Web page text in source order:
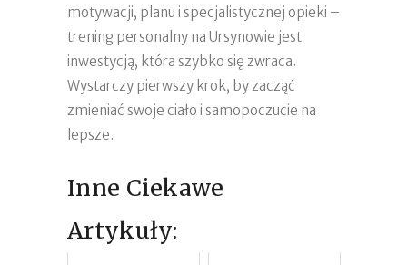
motywacji, planu i specjalistycznej opieki –
trening personalny na Ursynowie jest
inwestycją, która szybko się zwraca.
Wystarczy pierwszy krok, by zacząć
zmieniać swoje ciało i samopoczucie na
lepsze.
Inne Ciekawe
Artykuły: